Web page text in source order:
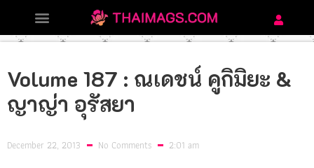
Volume 187 : ณเดชน์ คูกิมิยะ &
ญาญ่า อุรัสยา
December 22, 2013 No Comments 2:01 am